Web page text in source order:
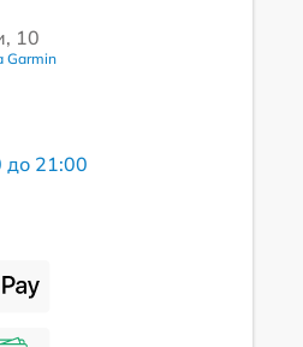
10
Garmin
до 21:00